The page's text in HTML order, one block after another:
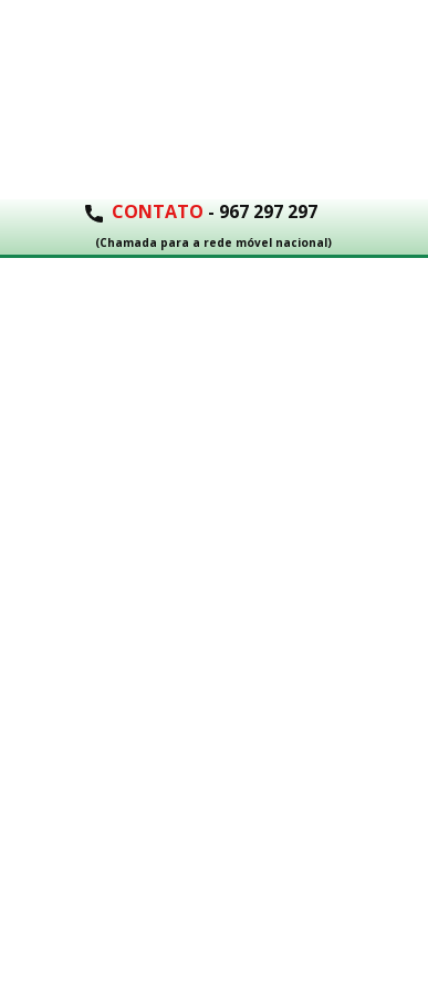
CONTATO - 967 297 297
(Chamada para a rede móvel nacional)